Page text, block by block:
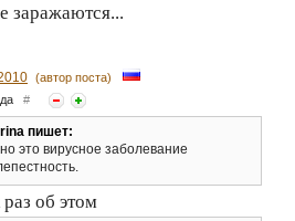
заражаются...
(автор поста)
#
пишет:
это вирусное заболевание
об этом